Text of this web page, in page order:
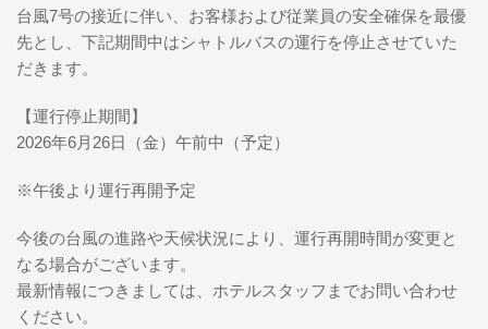
台風7号の接近に伴い、お客様および従業員の安全確保を最優
先とし、下記期間中はシャトルバスの運行を停止させていた
だきます。
【運行停止期間】
2026年6月26日（金）午前中（予定）
※午後より運行再開予定
今後の台風の進路や天候状況により、運行再開時間が変更と
なる場合がございます。
最新情報につきましては、ホテルスタッフまでお問い合わせ
ください。